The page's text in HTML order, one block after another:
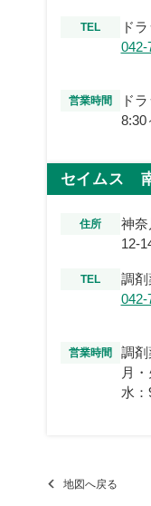
TEL
ド
042-
営業時間
ド
8:30
セイムス
住所
神
12-
TEL
調剤
042-
営業時間
調剤
月
水
地図へ戻る